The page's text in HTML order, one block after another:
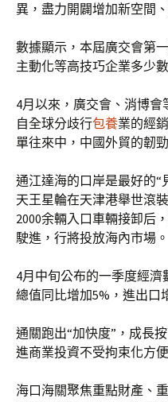
異，盡力開闢增加新空間
數據顯示，本屆廣交會第
主動化等高技巧企業多少
4月以來，廣交會、消博
自全球分歧行包養業的經
單往來中，中國外貿的韌
通江達海的口岸是最好的“
天王星輪在天津港舉世滾
2000余輛入口車輛接卸后
駛進，行將投放海內市場。
4月中旬公布的一季度經
總值同比增加5%，進出口
通關跑出“加快度”，成長
進商業投資不受拘束化方
海口海關聚焦重點財產、